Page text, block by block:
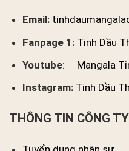
Email:
Fanpage 1: Tinh Dầu
Youtube: Mangala
Instagram: Tinh Dầu
THÔNG TIN CÔNG TY